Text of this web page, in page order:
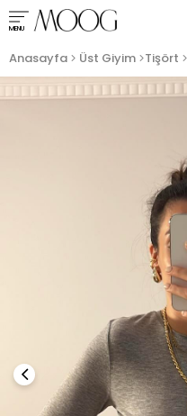
MENU
Anasayfa Üst Giyim Tişört